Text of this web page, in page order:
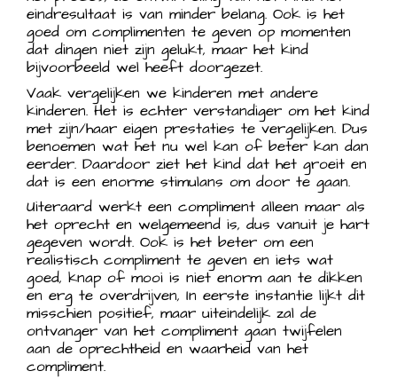
eindresultaat is van minder belang. Ook is het
goed om complimenten te geven op momenten
dat dingen niet zijn gelukt, maar het kind
bijvoorbeeld wel heeft doorgezet.
Vaak vergelijken we kinderen met andere
kinderen. Het is echter verstandiger om het kind
met zijn/haar eigen prestaties te vergelijken. Dus
benoemen wat het nu wel kan of beter kan dan
eerder. Daardoor ziet het kind dat het groeit en
dat is een enorme stimulans om door te gaan.
Uiteraard werkt een compliment alleen maar als
het oprecht en welgemeend is, dus vanuit je hart
gegeven wordt. Ook is het beter om een
realistisch compliment te geven en iets wat
goed, knap of mooi is niet enorm aan te dikken
en erg te overdrijven, In eerste instantie lijkt dit
misschien positief, maar uiteindelijk zal de
ontvanger van het compliment gaan twijfelen
aan de oprechtheid en waarheid van het
compliment.